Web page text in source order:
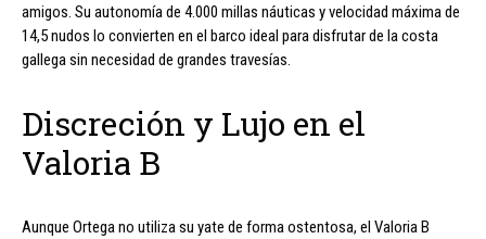
amigos. Su autonomía de 4.000 millas náuticas y velocidad máxima de
14,5 nudos lo convierten en el barco ideal para disfrutar de la costa
gallega sin necesidad de grandes travesías.
Discreción y Lujo en el
Valoria B
Aunque Ortega no utiliza su yate de forma ostentosa, el Valoria B